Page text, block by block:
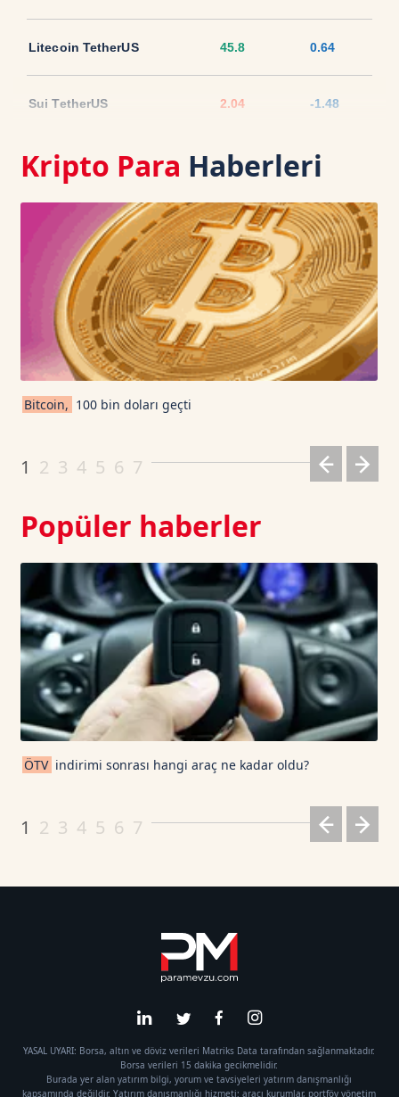
Litecoin TetherUS 45.8 0.64
Sui TetherUS 2.04 -1.48
Ripple TetherUS 1.0339 -1.08
USD Coin TetherUS 1.0006 -0.02
1.0003 0
TRON TetherUS 0.3279 0.12
Cardano TetherUS 0.198 0.76
Kripto Para Haberleri
Bitcoin, 100 bin doları geçti
1 2 3 4 5 6 7
Popüler haberler
ÖTV indirimi sonrası hangi araç ne kadar oldu?
1 2 3 4 5 6 7
YASAL UYARI: Borsa, altın ve döviz verileri Matriks Data tarafından sağlanmaktadır.
Borsa verileri 15 dakika gecikmelidir.
Burada yer alan yatırım bilgi, yorum ve tavsiyeleri yatırım danışmanlığı
kapsamında değildir. Yatırım danışmanlığı hizmeti; aracı kurumlar, portföy yönetim